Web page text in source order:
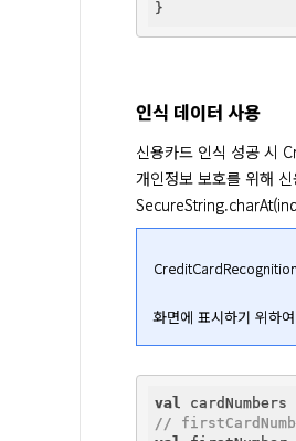
인식 데이터 사용
신용카드 인식 성공 시
개인정보 보호를 위해
화면에 표시하기 위하여
val
//